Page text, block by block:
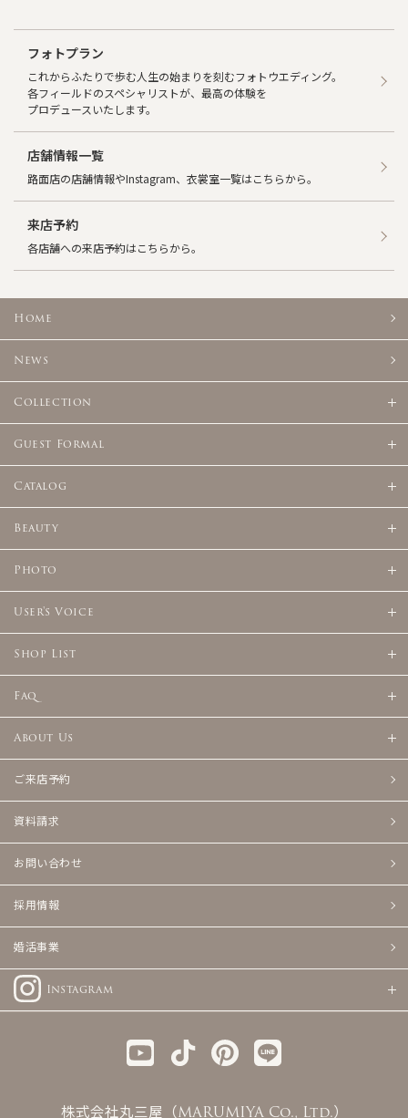
意を得ないで第三者に開示をすることはございません。
（１）個人情報に関する機密保持契約を締結している業務委
託会社に対して、お客様に明示した利用目的の達成に必要な範
囲で個人情報を委託する場合。
（２）当社が運営する店舗、並びに、通信販売において、お客
様との取引において個人情報を委託する必要がある場合。
（委託対象例；商品配送を請け負う運送会社、クレジットカ
会社）
（３）司法、行政、または、これに類する公的機関等から法
令に基づいて開示を求められた場合。
フォトプラン
これからふたりで歩む人生の始まりを刻むフォトウエディング。
各フィールドのスペシャリストが、最高の体験を
プロデュースいたします。
店舗情報一覧
路面店の店舗情報やInstagram、衣裳室一覧はこちらから。
来店予約
各店舗への来店予約はこちらから。
Home
News
Collection
Guest Formal
Catalog
Beauty
Photo
User's Voice
Shop List
Faq
About Us
ご来店予約
資料請求
お問い合わせ
採用情報
婚活事業
Instagram
株式会社丸三屋（MARUMIYA Co., Ltd.）